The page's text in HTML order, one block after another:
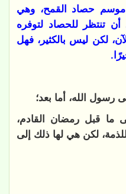
موسم حصاد القمح، وهي
أن تنتظر للحصاد لتوفره
لكن ليس بالكثير، فهل
رسول الله، أما بعد؛
ما قبل رمضان القادم،
لكن هي لها ذلك إلى